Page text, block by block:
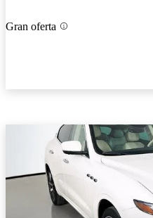
Gran oferta